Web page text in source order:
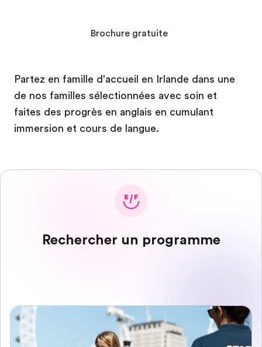
Partez en famille d'accueil en Irlande dans une
de nos familles sélectionnées avec soin et
faites des progrès en anglais en cumulant
immersion et cours de langue.
Brochure gratuite
Rechercher un programme